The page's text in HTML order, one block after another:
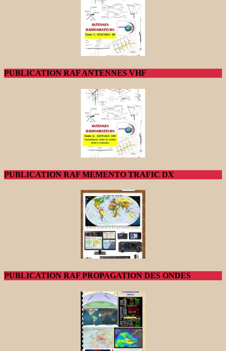
PUBLICATION RAF ANTENNES VHF
PUBLICATION RAF MEMENTO TRAFIC DX
PUBLICATION RAF PROPAGATION DES ONDES